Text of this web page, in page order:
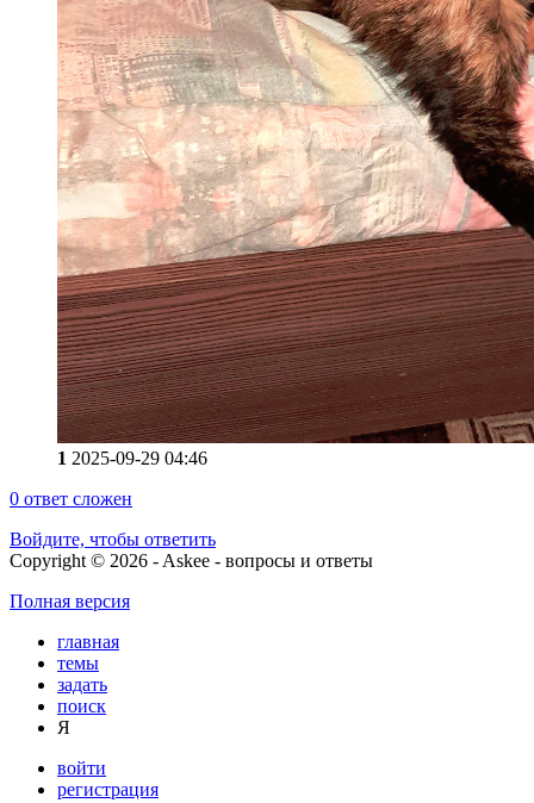
1 2025-09-29 04:46
0 ответ сложен
Войдите, чтобы ответить
Copyright © 2026 - Askee - вопросы и ответы
Полная версия
главная
темы
задать
поиск
Я
войти
регистрация